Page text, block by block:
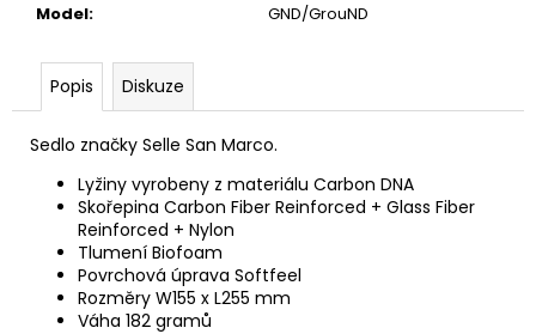
Model: GND/GrouND
Popis Diskuze
Sedlo značky Selle San Marco.
Lyžiny vyrobeny z materiálu Carbon DNA
Skořepina Carbon Fiber Reinforced + Glass Fiber
Reinforced + Nylon
Tlumení Biofoam
Povrchová úprava Softfeel
Rozměry W155 x L255 mm
Váha 182 gramů
TAŠKA
290
Kč